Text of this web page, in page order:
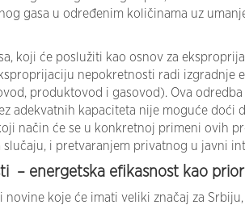
gasa u određenim količinama uz
koji će poslužiti kao osnov za
nepokretnosti radi izgradnje
produktovod i gasovod). Ova odredba
adekvatnih kapaciteta nije moguće doći
način će se u konkretnoj primeni ovih
i pretvaranjem privatnog u javni
– energetska efikasnost kao
koje će imati veliki značaj za